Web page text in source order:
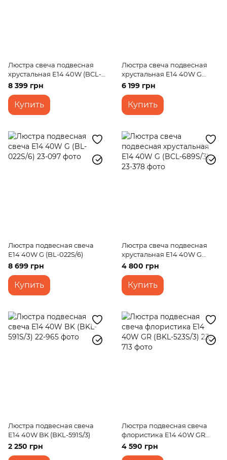
Люстра свеча подвесная
хрустальная E14 40W (BCL-
721S/12)
8 399 грн
Купить
Люстра свеча подвесная
хрустальная E14 40W G
(BCL-382S/3)
6 199 грн
Купить
Люстра подвесная свеча
E14 40W G (BL-022S/6)
8 699 грн
Купить
Люстра свеча подвесная
хрустальная E14 40W G
(BCL-689S/3)
4 800 грн
Купить
Люстра подвесная свеча
E14 40W BK (BKL-591S/3)
2 250 грн
Люстра подвесная свеча
флористика E14 40W GR
(BKL-523S/3)
4 590 грн